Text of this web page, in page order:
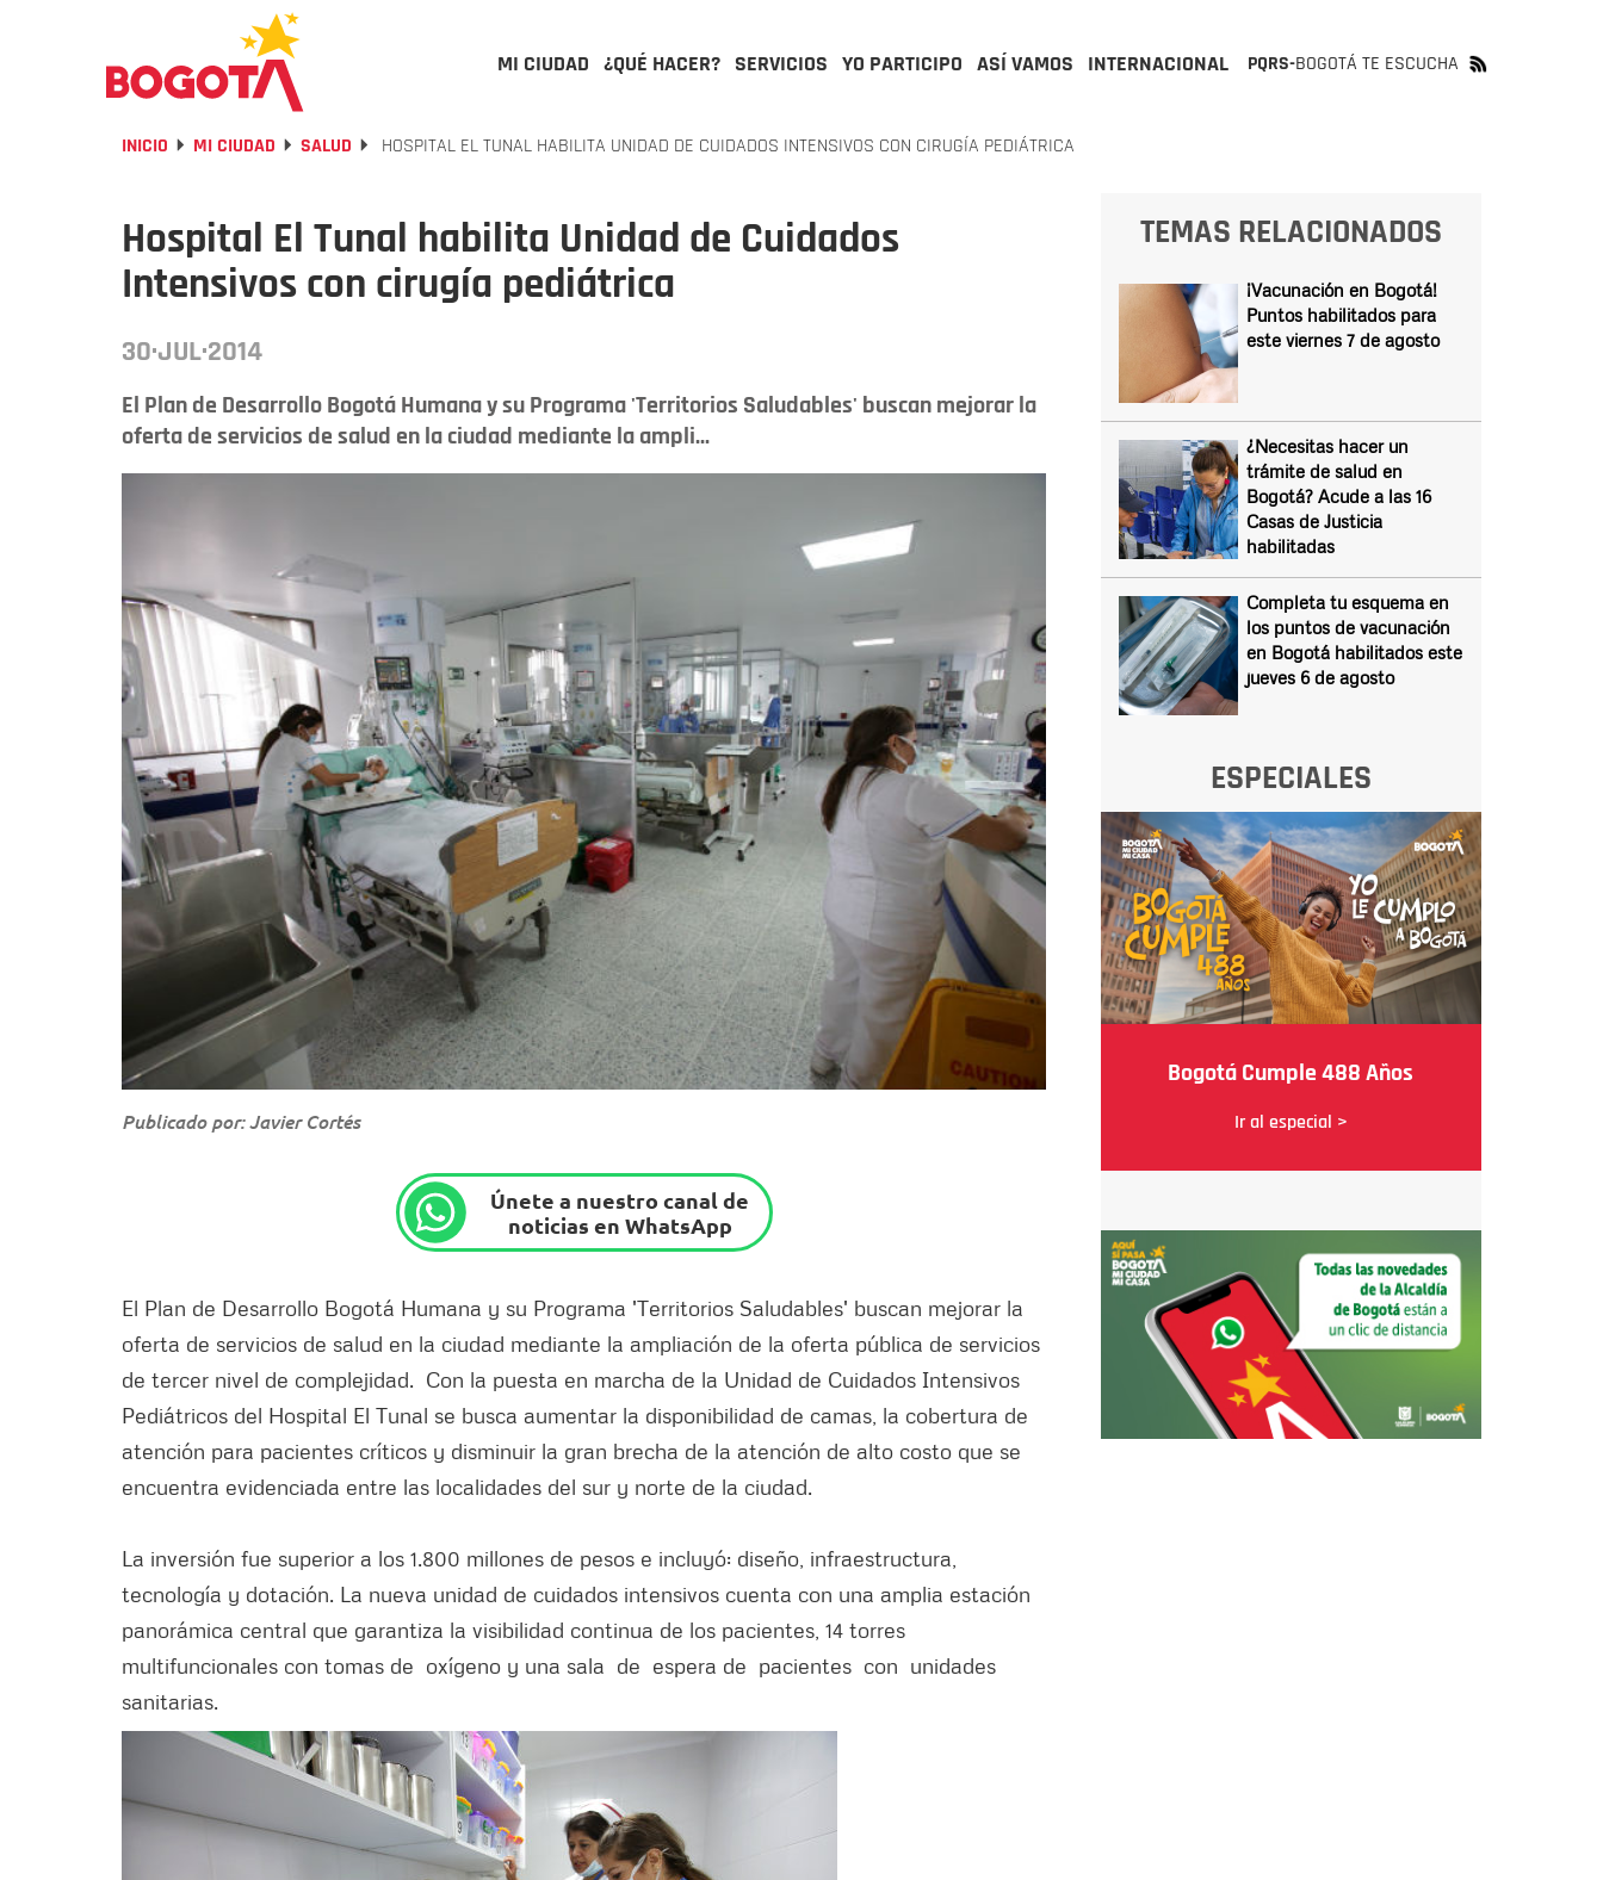
MI CIUDAD ¿QUÉ HACER? SERVICIOS YO PARTICIPO ASÍ VAMOS INTERNACIONAL PQRS-BOGOTÁ TE ESCUCHA
INICIO MI CIUDAD SALUD HOSPITAL EL TUNAL HABILITA UNIDAD DE CUIDADOS INTENSIVOS CON CIRUGÍA PEDIÁTRICA
Hospital El Tunal habilita Unidad de Cuidados
Intensivos con cirugía pediátrica
30·JUL·2014
El Plan de Desarrollo Bogotá Humana y su Programa 'Territorios Saludables' buscan mejorar la
oferta de servicios de salud en la ciudad mediante la ampli...
Publicado por: Javier Cortés
Únete a nuestro canal de
noticias en WhatsApp
El Plan de Desarrollo Bogotá Humana y su Programa 'Territorios Saludables' buscan mejorar la
oferta de servicios de salud en la ciudad mediante la ampliación de la oferta pública de servicios
de tercer nivel de complejidad. Con la puesta en marcha de la Unidad de Cuidados Intensivos
Pediátricos del Hospital El Tunal se busca aumentar la disponibilidad de camas, la cobertura de
atención para pacientes críticos y disminuir la gran brecha de la atención de alto costo que se
encuentra evidenciada entre las localidades del sur y norte de la ciudad.
La inversión fue superior a los 1.800 millones de pesos e incluyó: diseño, infraestructura,
tecnología y dotación. La nueva unidad de cuidados intensivos cuenta con una amplia estación
panorámica central que garantiza la visibilidad continua de los pacientes, 14 torres
multifuncionales con tomas de oxígeno y una sala de espera de pacientes con unidades
sanitarias.
TEMAS RELACIONADOS
¡Vacunación en Bogotá!
Puntos habilitados para
este viernes 7 de agosto
¿Necesitas hacer un
trámite de salud en
Bogotá? Acude a las 16
Casas de Justicia
habilitadas
Completa tu esquema en
los puntos de vacunación
en Bogotá habilitados este
jueves 6 de agosto
ESPECIALES
Bogotá Cumple 488 Años
Ir al especial >